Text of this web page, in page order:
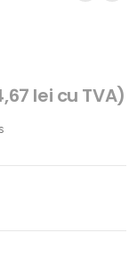
lei cu TVA)